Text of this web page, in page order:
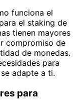
funciona el
el staking de
tienen mayores
compromiso de
de monedas.
para
adapte a ti.
para